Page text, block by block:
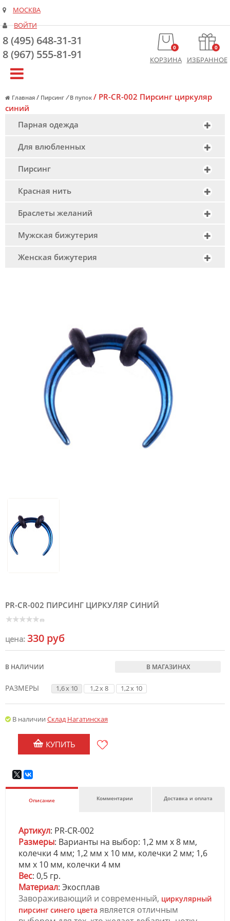
МОСКВА
ВОЙТИ
8 (495) 648-31-31
8 (967) 555-81-91
0
КОРЗИНА
0
ИЗБРАННОЕ
Главная / Пирсинг /В пупок / PR-CR-002 Пирсинг циркуляр
синий
Парная одежда
Для влюбленных
Пирсинг
Красная нить
Браслеты желаний
Мужская бижутерия
Женская бижутерия
PR-CR-002 ПИРСИНГ ЦИРКУЛЯР СИНИЙ
(0)
цена: 330 руб
В НАЛИЧИИ В МАГАЗИНАХ
РАЗМЕРЫ 1,6 x 10 1,2 x 8 1,2 x 10
В наличии Склад Нагатинская
КУПИТЬ
Описание Комментарии Доставка и оплата
Артикул: PR-CR-002
Размеры: Варианты на выбор: 1,2 мм х 8 мм,
колечки 4 мм; 1,2 мм х 10 мм, колечки 2 мм; 1,6
мм х 10 мм, колечки 4 мм
Вес: 0,5 гр.
Материал: Экосплав
Завораживающий и современный, циркулярный
пирсинг синего цвета является отличным